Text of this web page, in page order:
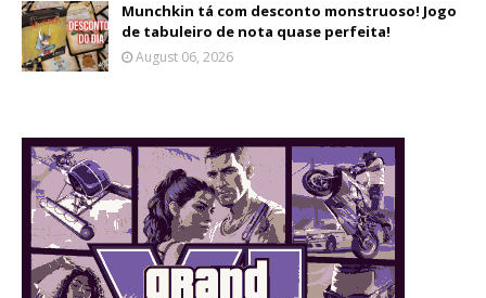
Munchkin tá com desconto monstruoso! Jogo
de tabuleiro de nota quase perfeita!
August 06, 2026